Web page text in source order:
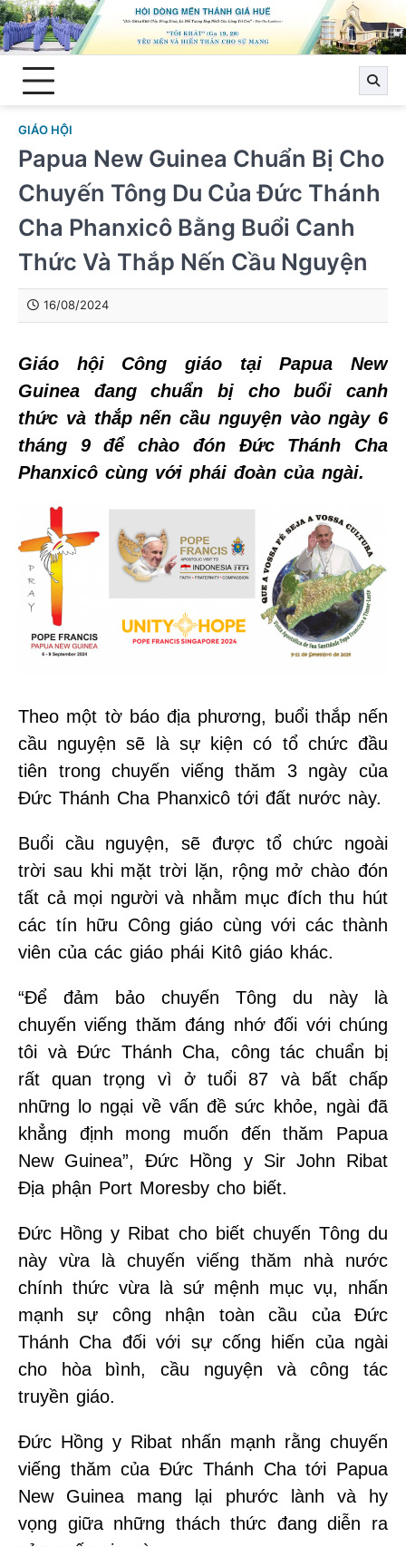
Skip
to
content
GIÁO HỘI
Papua New Guinea Chuẩn Bị Cho
Chuyến Tông Du Của Đức Thánh
Cha Phanxicô Bằng Buổi Canh
Thức Và Thắp Nến Cầu Nguyện
16/08/2024
Giáo hội Công giáo tại Papua New
Guinea đang chuẩn bị cho buổi canh
thức và thắp nến cầu nguyện vào ngày 6
tháng 9 để chào đón Đức Thánh Cha
Phanxicô cùng với phái đoàn của ngài.
Theo một tờ báo địa phương, buổi thắp nến
cầu nguyện sẽ là sự kiện có tổ chức đầu
tiên trong chuyến viếng thăm 3 ngày của
Đức Thánh Cha Phanxicô tới đất nước này.
Buổi cầu nguyện, sẽ được tổ chức ngoài
trời sau khi mặt trời lặn, rộng mở chào đón
tất cả mọi người và nhằm mục đích thu hút
các tín hữu Công giáo cùng với các thành
viên của các giáo phái Kitô giáo khác.
“Để đảm bảo chuyến Tông du này là
chuyến viếng thăm đáng nhớ đối với chúng
tôi và Đức Thánh Cha, công tác chuẩn bị
rất quan trọng vì ở tuổi 87 và bất chấp
những lo ngại về vấn đề sức khỏe, ngài đã
khẳng định mong muốn đến thăm Papua
New Guinea”, Đức Hồng y Sir John Ribat
Địa phận Port Moresby cho biết.
Đức Hồng y Ribat cho biết chuyến Tông du
này vừa là chuyến viếng thăm nhà nước
chính thức vừa là sứ mệnh mục vụ, nhấn
mạnh sự công nhận toàn cầu của Đức
Thánh Cha đối với sự cống hiến của ngài
cho hòa bình, cầu nguyện và công tác
truyền giáo.
Đức Hồng y Ribat nhấn mạnh rằng chuyến
viếng thăm của Đức Thánh Cha tới Papua
New Guinea mang lại phước lành và hy
vọng giữa những thách thức đang diễn ra